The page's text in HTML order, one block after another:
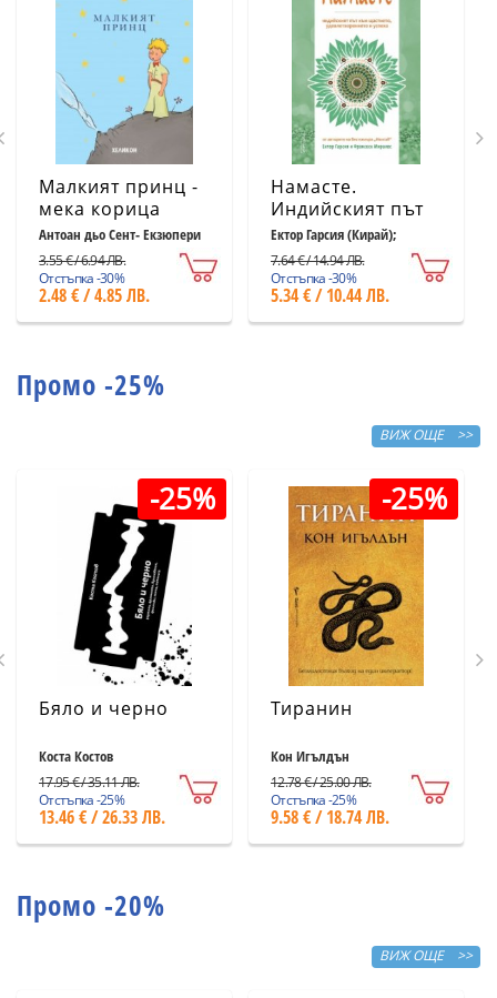
Малкият принц -
мека корица
светлосиня
Антоан дьо Сент- Екзюпери
3.55 € / 6.94 ЛВ.
Отстъпка -30%
2.48 € / 4.85 ЛВ.
Намасте.
Индийският път
към щастието,
удовлетворението
и успеха
Ектор Гарсия (Кирай);
7.64 € / 14.94 ЛВ.
Отстъпка -30%
5.34 € / 10.44 ЛВ.
Промо -25%
ВИЖ ОЩЕ >>
-25%
Бяло и черно
Коста Костов
17.95 € / 35.11 ЛВ.
Отстъпка -25%
13.46 € / 26.33 ЛВ.
-25%
Тиранин
Кон Игълдън
12.78 € / 25.00 ЛВ.
Отстъпка -25%
9.58 € / 18.74 ЛВ.
Промо -20%
ВИЖ ОЩЕ >>